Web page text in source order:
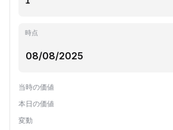
時点
当時の価値
本日の価値
変動